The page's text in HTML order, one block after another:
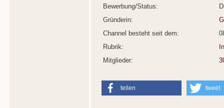
Bewerbung/Status:
Gründerin:
Channel besteht seit dem:
Rubrik:
Mitglieder:
teilen tweet